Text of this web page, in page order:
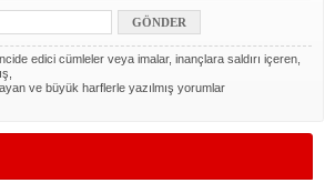
edici cümleler veya imalar, inançlara saldırı içeren,
ve büyük harflerle yazılmış yorumlar